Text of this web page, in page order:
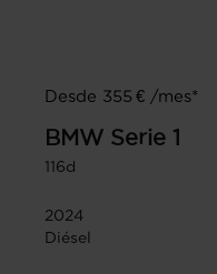
Desde 355 € /mes*
BMW Serie 1
116d
2024
Diésel